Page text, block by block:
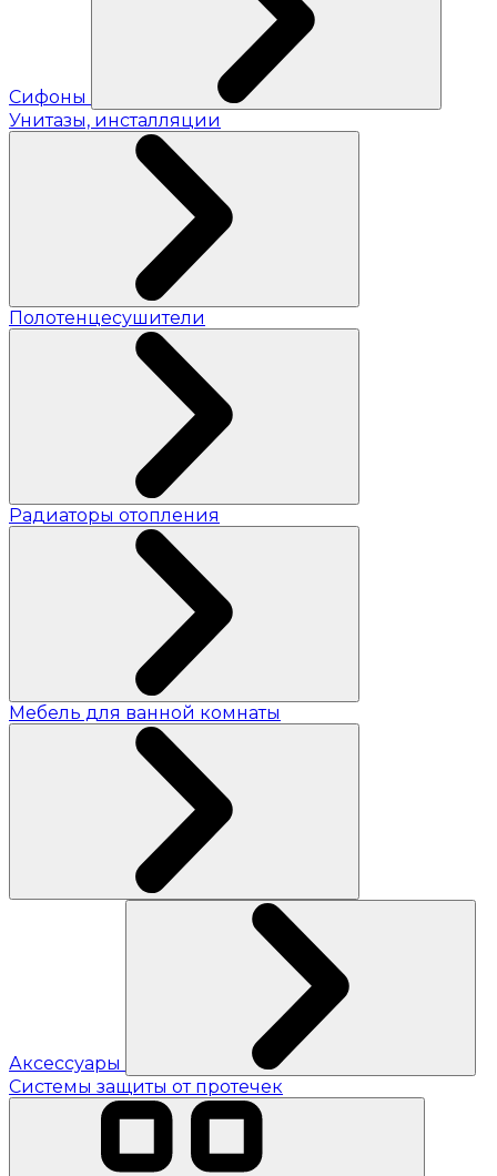
Сифоны
Унитазы, инсталляции
Полотенцесушители
Радиаторы отопления
Мебель для ванной комнаты
Аксессуары
Системы защиты от протечек